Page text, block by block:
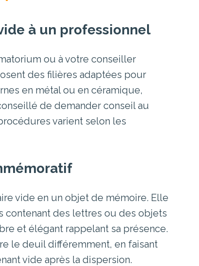
à un professionnel
ou à votre conseiller
des filières adaptées pour
en métal ou en céramique,
de demander conseil au
varient selon les
vide en un objet de mémoire. Elle
contenant des lettres ou des objets
et élégant rappelant sa présence.
le deuil différemment, en faisant
vide après la dispersion.